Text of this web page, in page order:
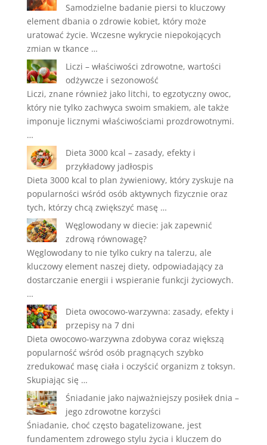
Samodzielne badanie piersi to kluczowy
element dbania o zdrowie kobiet, który może
uratować życie. Wczesne wykrycie niepokojących
zmian w tkance …
Liczi – właściwości zdrowotne, wartości
odżywcze i sezonowość
Liczi, znane również jako litchi, to egzotyczny owoc,
który nie tylko zachwyca swoim smakiem, ale także
imponuje licznymi właściwościami prozdrowotnymi.
…
Dieta 3000 kcal – zasady, efekty i
przykładowy jadłospis
Dieta 3000 kcal to plan żywieniowy, który zyskuje na
popularności wśród osób aktywnych fizycznie oraz
tych, którzy chcą zwiększyć masę …
Węglowodany w diecie: jak zapewnić
zdrową równowagę?
Węglowodany to nie tylko cukry na talerzu, ale
kluczowy element naszej diety, odpowiadający za
dostarczanie energii i wspieranie funkcji życiowych.
…
Dieta owocowo-warzywna: zasady, efekty i
przepisy na 7 dni
Dieta owocowo-warzywna zdobywa coraz większą
popularność wśród osób pragnących szybko
zredukować masę ciała i oczyścić organizm z toksyn.
Skupiając się …
Śniadanie jako najważniejszy posiłek dnia –
jego zdrowotne korzyści
Śniadanie, choć często bagatelizowane, jest
fundamentem zdrowego stylu życia i kluczem do